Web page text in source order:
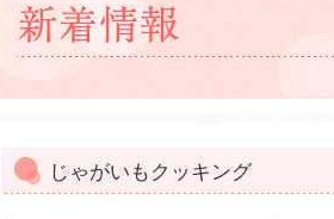
じゃがいもクッキング